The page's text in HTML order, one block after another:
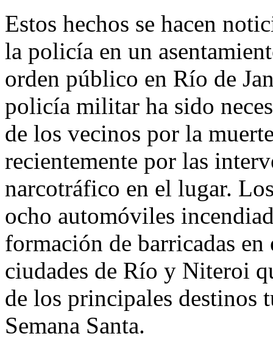
Estos hechos se hacen
la policía en un
orden público en Río de
policía militar ha sido
de los vecinos por la
recientemente por las
narcotráfico en el lugar.
ocho automóviles
formación de barricadas
ciudades de Río y Niteroi
de los principales destinos
Semana Santa.